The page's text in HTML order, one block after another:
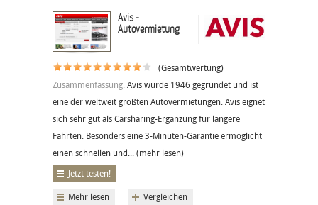
Avis -
Autovermietung
(Gesamtwertung)
Zusammenfassung: Avis wurde 1946 gegründet und ist
eine der weltweit größten Autovermietungen. Avis eignet
sich sehr gut als Carsharing-Ergänzung für längere
Fahrten. Besonders eine 3-Minuten-Garantie ermöglicht
einen schnellen und... (mehr lesen)
Jetzt testen!
Mehr lesen Vergleichen